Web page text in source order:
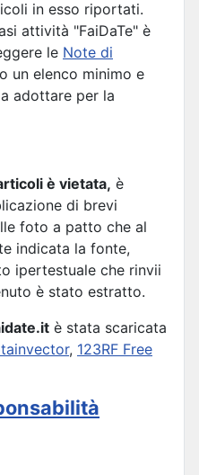
in esso riportati.
attività "FaiDaTe" è
le Note di
un elenco minimo e
adottare per la
è vietata, è
di brevi
foto a patto che al
indicata la fonte,
ipertestuale che rinvii
è stato estratto.
è stata scaricata
, 123RF Free